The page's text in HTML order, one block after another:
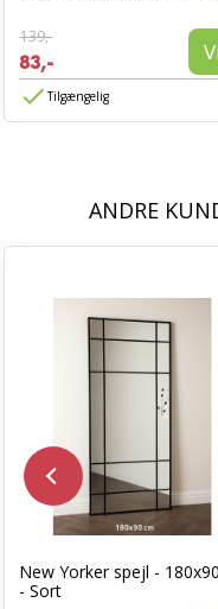
139,-
83,-
Tilgængelig
ANDRE
New Yorker spejl -
- Sort